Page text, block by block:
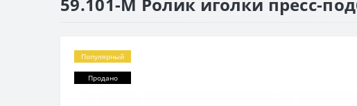
Популярный
Продано